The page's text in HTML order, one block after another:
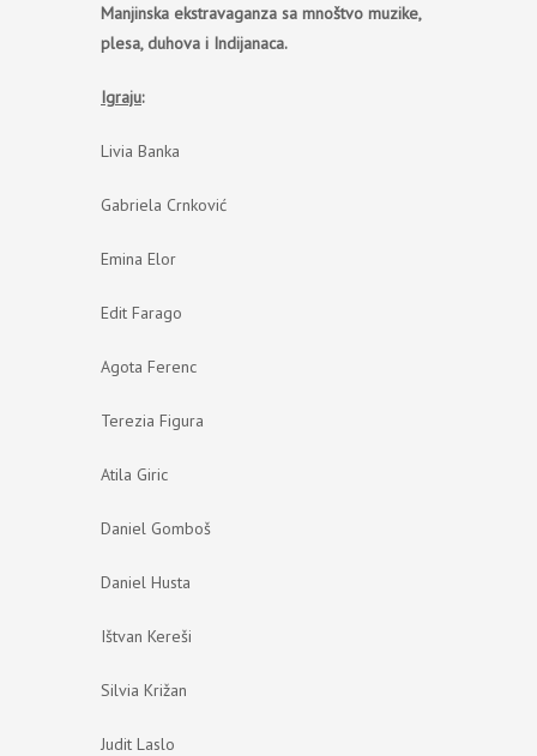
Manjinska ekstravaganza sa mnoštvo muzike,
plesa, duhova i Indijanaca.
Igraju:
Livia Banka
Gabriela Crnković
Emina Elor
Edit Farago
Agota Ferenc
Terezia Figura
Atila Giric
Daniel Gomboš
Daniel Husta
Ištvan Kereši
Silvia Križan
Judit Laslo